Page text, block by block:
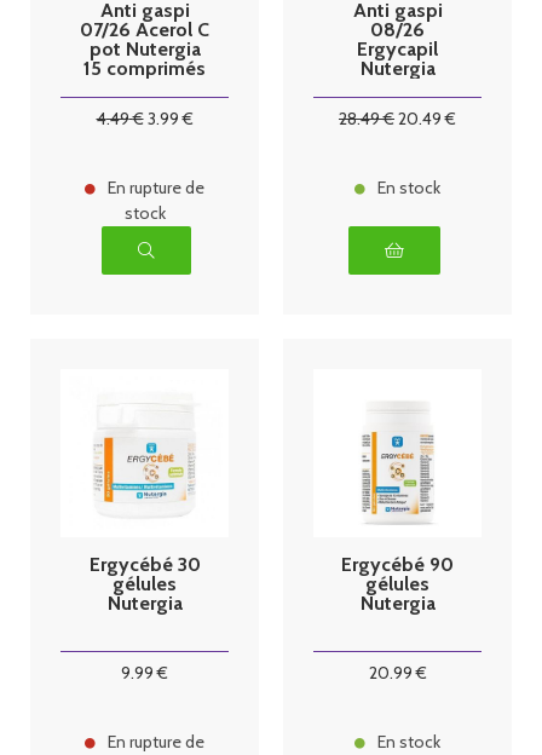
Anti gaspi
07/26 Acerol C
pot Nutergia
15 comprimés
4.49€3.99€
En rupture de
stock
Anti gaspi
08/26
Ergycapil
Nutergia
Fortifiés 3x 90
28.49€20.49 €
En stock
Ergycébé 30
gélules
Nutergia
9.99 €
En rupture de
Ergycébé 90
gélules
Nutergia
20.99€
En stock